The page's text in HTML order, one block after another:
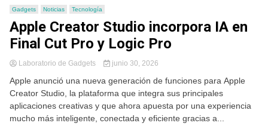
Gadgets Noticias Tecnología
Apple Creator Studio incorpora IA en
Final Cut Pro y Logic Pro
Laboratorio de Gadgets junio 30, 2026
Apple anunció una nueva generación de funciones para Apple
Creator Studio, la plataforma que integra sus principales
aplicaciones creativas y que ahora apuesta por una experiencia
mucho más inteligente, conectada y eficiente gracias a...